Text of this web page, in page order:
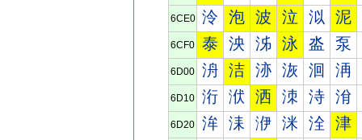
6CE0 泠 泡 波 泣 泤 泥
6CF0 泰 泱 泲 泳 泴 泵
6D00 洀 洁 洂 洃 洄 洅
6D10 洐 洑 洒 洓 洔 洕
6D20 洠 洡 洢 洣 洤 津